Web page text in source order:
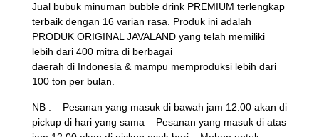
Jual bubuk minuman bubble drink PREMIUM terlengkap
terbaik dengan 16 varian rasa. Produk ini adalah
PRODUK ORIGINAL JAVALAND yang telah memiliki
lebih dari 400 mitra di berbagai
daerah di Indonesia & mampu memproduksi lebih dari
100 ton per bulan.
NB : – Pesanan yang masuk di bawah jam 12:00 akan di
pickup di hari yang sama – Pesanan yang masuk di atas